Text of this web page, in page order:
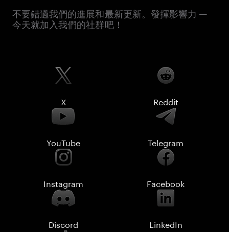
不要錯過我們的進展和最新更新。發揮影響力 —
今天就加入我們的社群吧！
X Reddit
YouTube Telegram
Instagram Facebook
Discord LinkedIn